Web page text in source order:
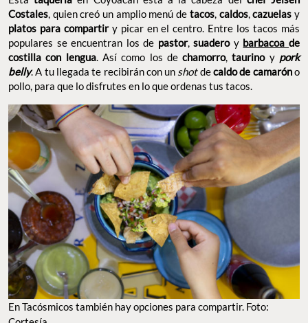
Costales, quien creó un amplio menú de tacos, caldos,cazuelas y
platos para compartir y picar en el centro. Entre los tacos más
populares se encuentran los de pastor,suaderoy barbacoade
costilla con lengua. Así como los dechamorro,taurino y pork
belly. A tu llegada te recibirán con un shotdecaldo de camaróno
pollo, para que lo disfrutes en lo que ordenas tus tacos.
En Tacósmicos también hay opciones para compartir. Foto: